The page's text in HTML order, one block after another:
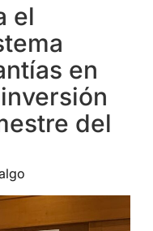
el
en
del